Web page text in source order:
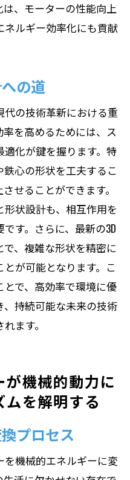
、モーターの性能向上
ルギー効率化にも貢献
の道
の技術革新における重
を高めるためには、ス
化が鍵を握ります。特
心の形状を工夫するこ
せることができます。
状設計も、相互作用を
す。さらに、最新の3D
、複雑な形状を精密に
が可能となります。こ
で、高効率で環境に優
、持続可能な未来の技術
ます。
機械的動力に
を解明する
プロセス
機械的エネルギーに変